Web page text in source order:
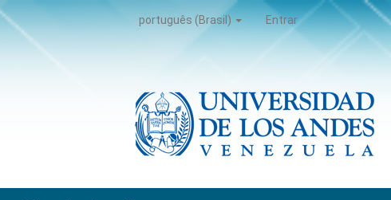
português (Brasil) Entrar